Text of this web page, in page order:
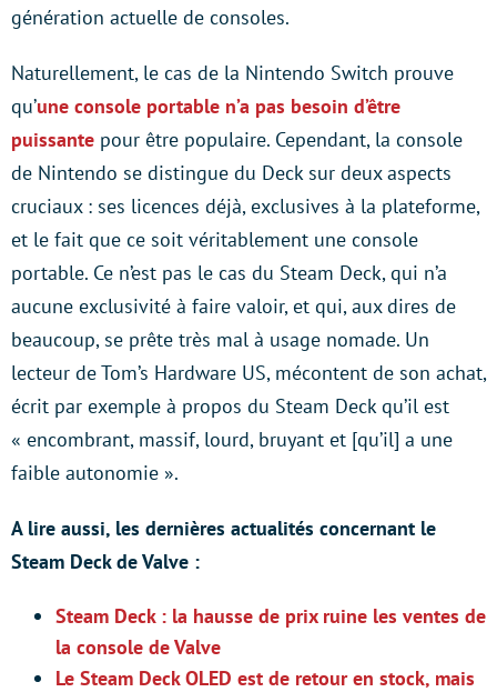
génération actuelle de consoles.
Naturellement, le cas de la Nintendo Switch prouve
qu’une console portable n’a pas besoin d’être
puissante pour être populaire. Cependant, la console
de Nintendo se distingue du Deck sur deux aspects
cruciaux : ses licences déjà, exclusives à la plateforme,
et le fait que ce soit véritablement une console
portable. Ce n’est pas le cas du Steam Deck, qui n’a
aucune exclusivité à faire valoir, et qui, aux dires de
beaucoup, se prête très mal à usage nomade. Un
lecteur de Tom’s Hardware US, mécontent de son achat,
écrit par exemple à propos du Steam Deck qu’il est
« encombrant, massif, lourd, bruyant et [qu’il] a une
faible autonomie ».
A lire aussi, les dernières actualités concernant le
Steam Deck de Valve :
Steam Deck : la hausse de prix ruine les ventes de
la console de Valve
Le Steam Deck OLED est de retour en stock, mais